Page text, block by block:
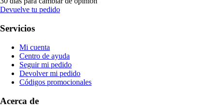
Devuelve tu pedido
Servicios
Mi cuenta
Centro de ayuda
Seguir mi pedido
Devolver mi pedido
Códigos promocionales
Acerca de